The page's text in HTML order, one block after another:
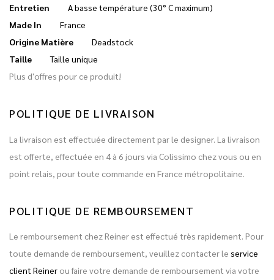
Entretien
A basse température (30° C maximum)
Made In
France
Origine Matière
Deadstock
Taille
Taille unique
Plus d'offres pour ce produit!
POLITIQUE DE LIVRAISON
La livraison est effectuée directement par le designer. La livraison
est offerte, effectuée en 4 à 6 jours via Colissimo chez vous ou en
point relais, pour toute commande en France métropolitaine.
POLITIQUE DE REMBOURSEMENT
Le remboursement chez Reiner est effectué très rapidement. Pour
toute demande de remboursement, veuillez contacter le service
client Reiner ou faire votre demande de remboursement via votre